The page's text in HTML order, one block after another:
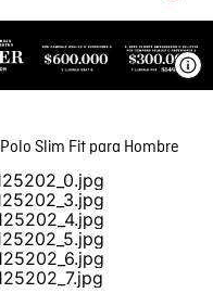
Polo Slim Fit para Hombre